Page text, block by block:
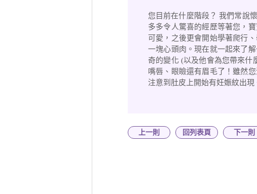
您目前在什麼階段？ 我們常說
多多令人驚喜的經歷等著您，
可愛，之後更會開始學著爬行
一塊心頭肉。現在就一起來了
奇的變化 (以及他會為您帶來什
嘴唇、眼瞼還有眉毛了！雖然
注意到肚皮上開始有妊娠紋出
上一則 回列表頁 下一則